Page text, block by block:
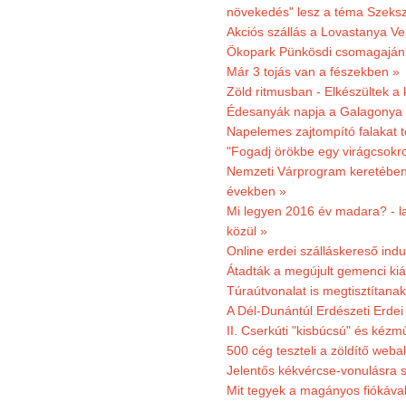
növekedés" lesz a téma
Akciós szállás a Lovastanya
Ökopark Pünkösdi
Már 3 tojás van a fészekben »
Zöld ritmusban - Elkészültek
Édesanyák napja a
Napelemes zajtompító falakat
"Fogadj örökbe egy
Nemzeti Várprogram
években »
Mi legyen 2016 év madara? -
közül »
Online erdei szálláskereső
Átadták a megújult gemenci
Túraútvonalat is
A Dél-Dunántúl Erdészeti
II. Cserkúti "kisbúcsú" és
500 cég teszteli a zöldítő
Jelentős kékvércse-vonulásra
Mit tegyek a magányos